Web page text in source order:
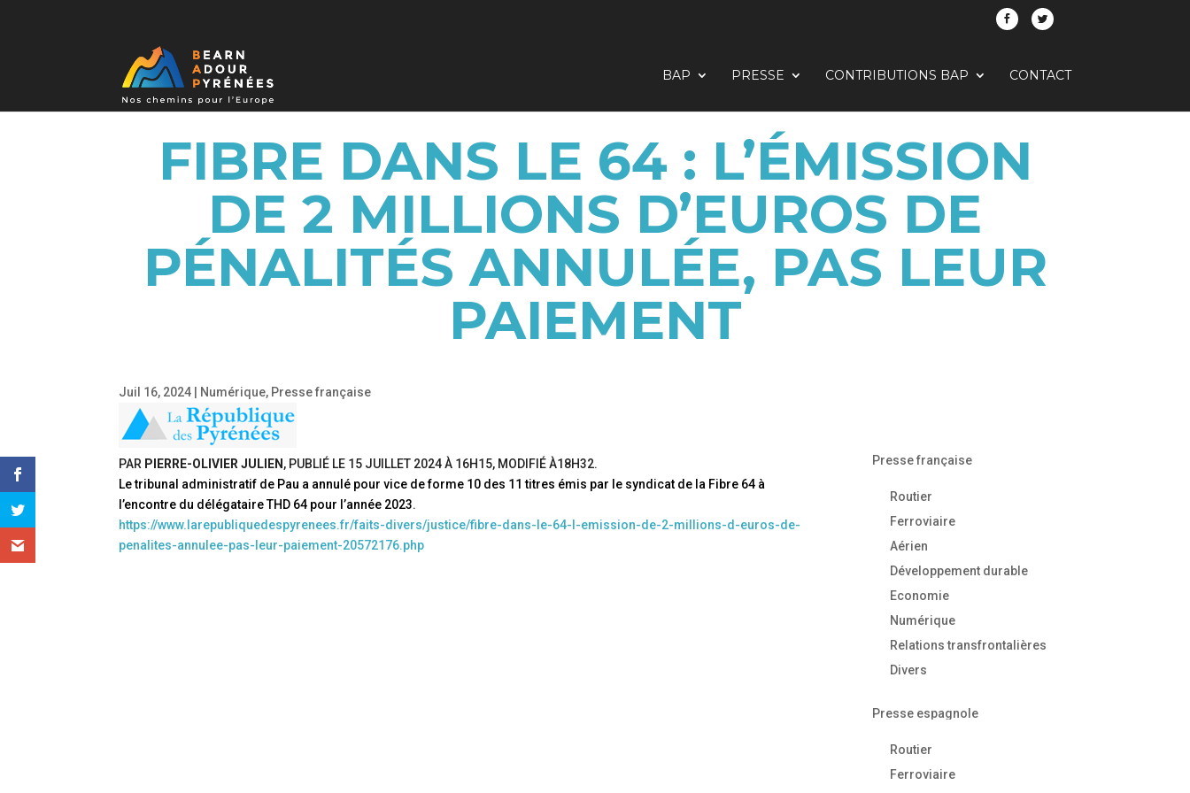
BAP PRESSE CONTRIBUTIONS BAP CONTACT
FIBRE DANS LE 64 : L’ÉMISSION
DE 2 MILLIONS D’EUROS DE
PÉNALITÉS ANNULÉE, PAS LEUR
PAIEMENT
Juil 16, 2024 Numérique, Presse française
PAR PIERRE-OLIVIER JULIEN , PUBLIÉ LE 15 JUILLET 2024 À 16H15, MODIFIÉÀ18H32.
Le tribunal administratif de Pau a annulé pour vice de forme 10 des 11 titres émis par le syndicat de la Fibre 64 à
l’encontre du délégataire THD 64 pour l’année 2023.
https://www.larepubliquedespyrenees.fr/faits-divers/justice/fibre-dans-le-64-l-emission-de-2-millions-d-euros-de-
penalites-annulee-pas-leur-paiement-20572176.php
Presse française
Routier
Ferroviaire
Aérien
Développement durable
Economie
Numérique
Relations transfrontalières
Divers
Presse espagnole
Routier
Ferroviaire